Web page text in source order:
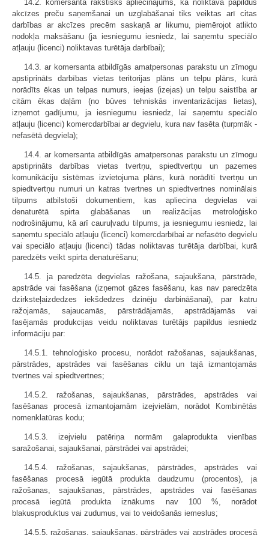
14.2. komersanta rakstisks apliecinājums, ka noliktavā papildus
akcīzes preču saņemšanai un uzglabāšanai tiks veiktas arī citas
darbības ar akcīzes precēm saskaņā ar likumu, piemērojot atlikto
nodokļa maksāšanu (ja iesniegumu iesniedz, lai saņemtu speciālo
atļauju (licenci) noliktavas turētāja darbībai);
14.3. ar komersanta atbildīgās amatpersonas parakstu un zīmogu
apstiprināts darbības vietas teritorijas plāns un telpu plāns, kurā
norādīts ēkas un telpas numurs, ieejas (izejas) un telpu saistība ar
citām ēkas daļām (no būves tehniskās inventarizācijas lietas),
izņemot gadījumu, ja iesniegumu iesniedz, lai saņemtu speciālo
atļauju (licenci) komercdarbībai ar degvielu, kura nav fasēta (turpmāk -
nefasētā degviela);
14.4. ar komersanta atbildīgās amatpersonas parakstu un zīmogu
apstiprināts darbības vietas tvertņu, spiedtvertņu un pazemes
komunikāciju sistēmas izvietojuma plāns, kurā norādīti tvertņu un
spiedtvertņu numuri un katras tvertnes un spiedtvertnes nominālais
tilpums atbilstoši dokumentiem, kas apliecina degvielas vai
denaturētā spirta glabāšanas un realizācijas metroloģisko
nodrošinājumu, kā arī cauruļvadu tilpums, ja iesniegumu iesniedz, lai
saņemtu speciālo atļauju (licenci) komercdarbībai ar nefasēto degvielu
vai speciālo atļauju (licenci) tādas noliktavas turētāja darbībai, kurā
paredzēts veikt spirta denaturēšanu;
14.5. ja paredzēta degvielas ražošana, sajaukšana, pārstrāde,
apstrāde vai fasēšana (izņemot gāzes fasēšanu, kas nav paredzēta
dzirksteļaizdedzes iekšdedzes dzinēju darbināšanai), par katru
ražojamās, sajaucamās, pārstrādājamās, apstrādājamās vai
fasējamās produkcijas veidu noliktavas turētājs papildus iesniedz
informāciju par:
14.5.1. tehnoloģisko procesu, norādot ražošanas, sajaukšanas,
pārstrādes, apstrādes vai fasēšanas ciklu un tajā izmantojamās
tvertnes vai spiedtvertnes;
14.5.2. ražošanas, sajaukšanas, pārstrādes, apstrādes vai
fasēšanas procesā izmantojamām izejvielām, norādot Kombinētās
nomenklatūras kodu;
14.5.3. izejvielu patēriņa normām galaprodukta vienības
saražošanai, sajaukšanai, pārstrādei vai apstrādei;
14.5.4. ražošanas, sajaukšanas, pārstrādes, apstrādes vai
fasēšanas procesā iegūtā produkta daudzumu (procentos), ja
ražošanas, sajaukšanas, pārstrādes, apstrādes vai fasēšanas
procesā iegūtā produkta iznākums nav 100 %, norādot
blakusproduktus vai zudumus, vai to veidošanās iemeslus;
14.5.5. ražošanas, sajaukšanas, pārstrādes vai apstrādes procesā